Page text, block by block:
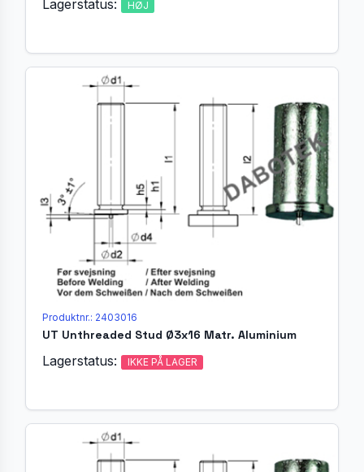
Lagerstatus: HØJ
Produktnr.: 2403016
UT Unthreaded Stud Ø3x16 Matr. Aluminium
Lagerstatus: IKKE PÅ LAGER